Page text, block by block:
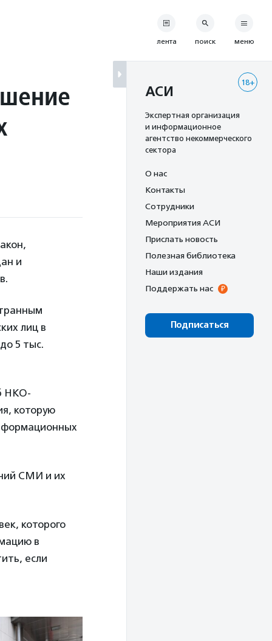
и
лиц в
5 тыс.
НКО-
которую
СМИ и их
которого
в
если
лента поиск меню
18+
АСИ
Экспертная организация
и информационное
агентство некоммерческого
сектора
О нас
Контакты
Сотрудники
Мероприятия АСИ
Прислать новость
Полезная библиотека
Наши издания
Поддержать нас
Подписаться